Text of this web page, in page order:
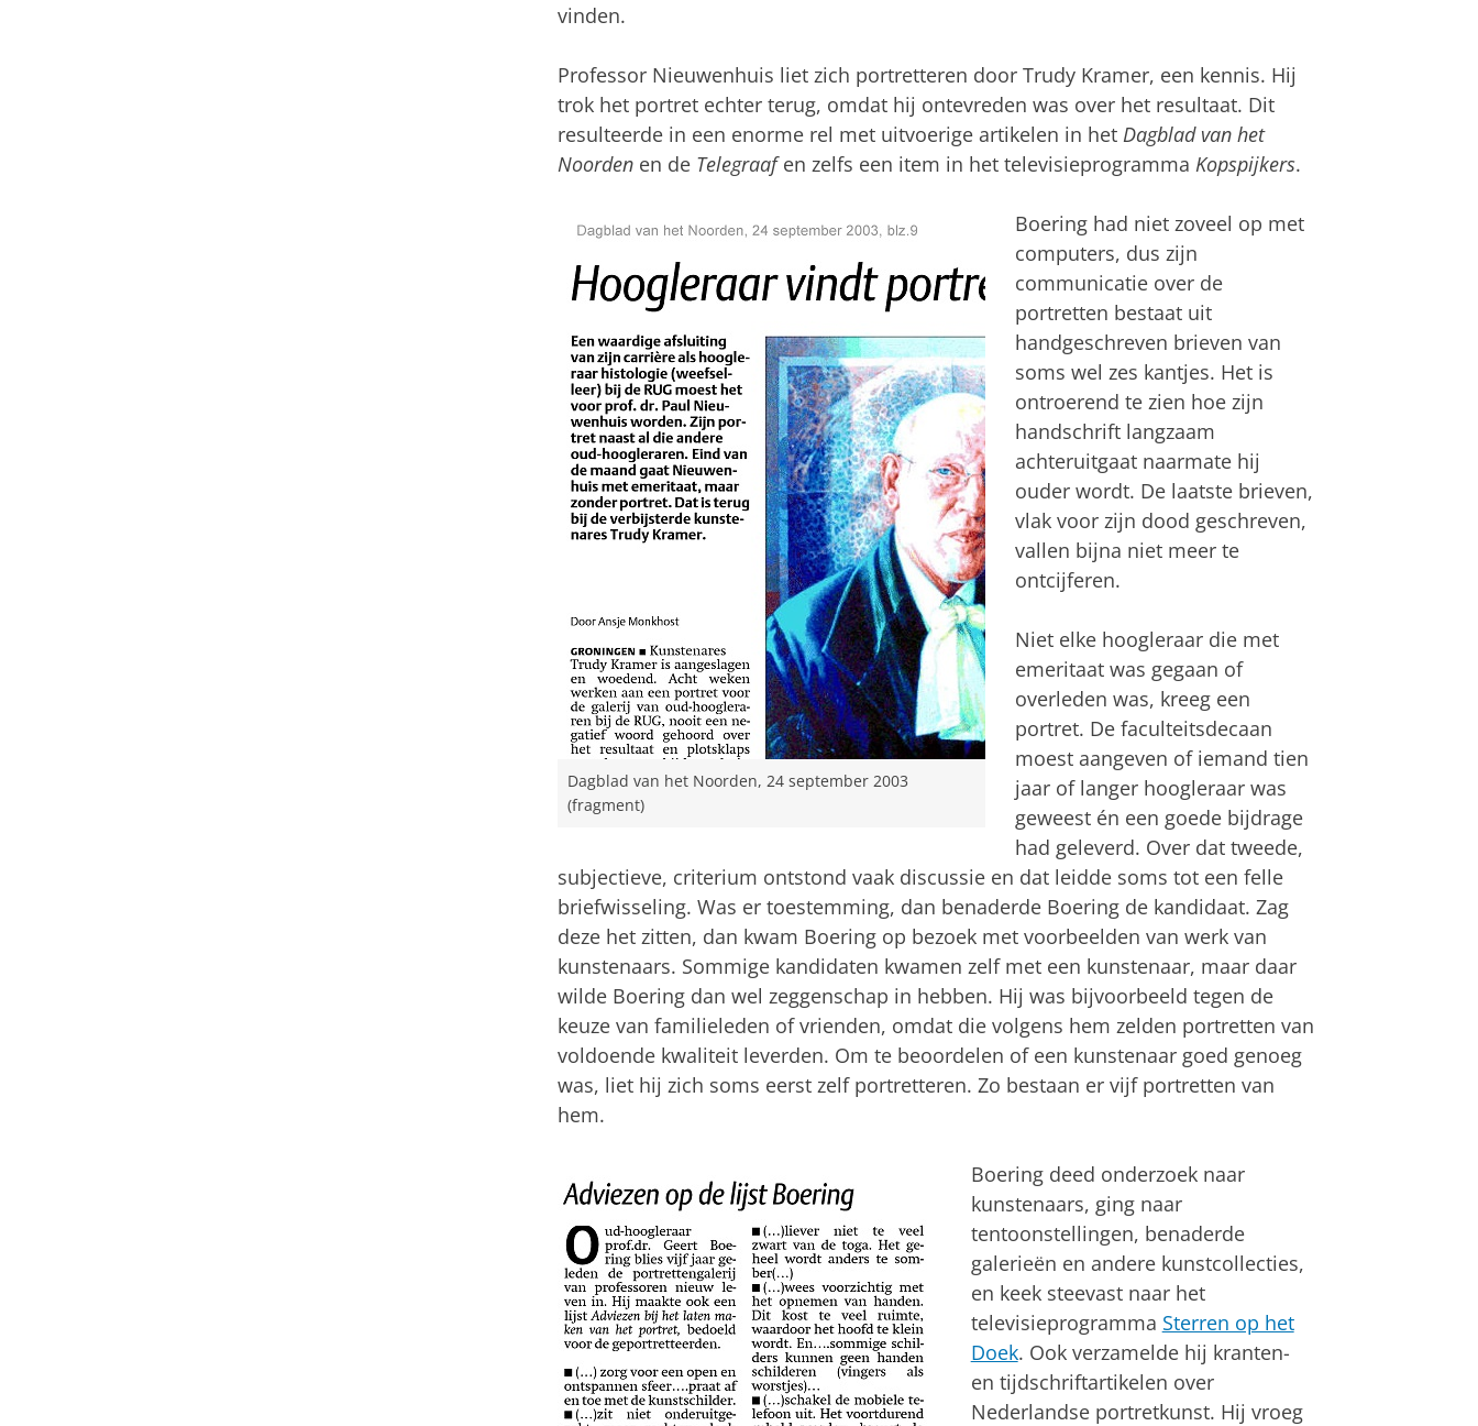
vinden.
Professor Nieuwenhuis liet zich portretteren door Trudy Kramer, een kennis. Hij
trok het portret echter terug, omdat hij ontevreden was over het resultaat. Dit
resulteerde in een enorme rel met uitvoerige artikelen in het Dagblad van het
Noordenen de Telegraafen zelfs een item in het televisieprogramma Kopspijkers.
Dagblad van het Noorden, 24 september 2003
(fragment)
Boering had niet zoveel op met
computers, dus zijn
communicatie over de
portretten bestaat uit
handgeschreven brieven van
soms wel zes kantjes. Het is
ontroerend te zien hoe zijn
handschrift langzaam
achteruitgaat naarmate hij
ouder wordt. De laatste brieven,
vlak voor zijn dood geschreven,
vallen bijna niet meer te
ontcijferen.
Niet elke hoogleraar die met
emeritaat was gegaan of
overleden was, kreeg een
portret. De faculteitsdecaan
moest aangeven of iemand tien
jaar of langer hoogleraar was
geweest én een goede bijdrage
had geleverd. Over dat tweede,
subjectieve, criterium ontstond vaak discussie en dat leidde soms tot een felle
briefwisseling. Was er toestemming, dan benaderde Boering de kandidaat. Zag
deze het zitten, dan kwam Boering op bezoek met voorbeelden van werk van
kunstenaars. Sommige kandidaten kwamen zelf met een kunstenaar, maar daar
wilde Boering dan wel zeggenschap in hebben. Hij was bijvoorbeeld tegen de
keuze van familieleden of vrienden, omdat die volgens hem zelden portretten van
voldoende kwaliteit leverden. Om te beoordelen of een kunstenaar goed genoeg
was, liet hij zich soms eerst zelf portretteren. Zo bestaan er vijf portretten van
hem.
Boering deed onderzoek naar
kunstenaars, ging naar
tentoonstellingen, benaderde
galerieën en andere kunstcollecties,
en keek steevast naar het
televisieprogramma Sterren op het
Doek. Ook verzamelde hij kranten-
en tijdschriftartikelen over
Nederlandse portretkunst. Hij vroeg